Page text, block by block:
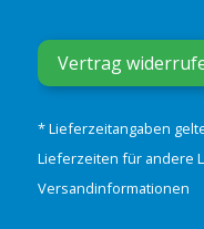
Vertrag
* Lieferzeitangaben
Lieferzeiten für andere
Versandinformationen